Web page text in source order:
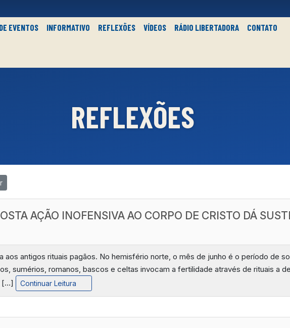
EVENTOS INFORMATIVO REFLEXÕES VÍDEOS RÁDIO LIBERTADORA CONTATO
REFLEXÕES
AÇÃO INOFENSIVA AO CORPO DE CRISTO DÁ
aos antigos rituais pagãos. No hemisfério norte, o mês de junho é o período de
sumérios, romanos, bascos e celtas invocam a fertilidade através de rituais a
[…]
Continuar Leitura